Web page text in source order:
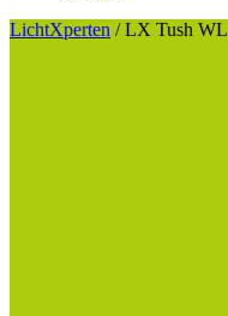
LichtXperten /LX Tush WL